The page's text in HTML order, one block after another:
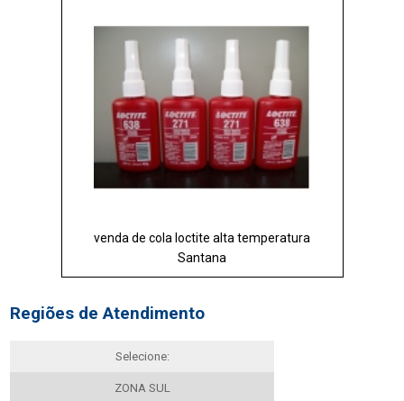
venda de cola loctite alta temperatura
Santana
Regiões de Atendimento
Selecione:
ZONA SUL